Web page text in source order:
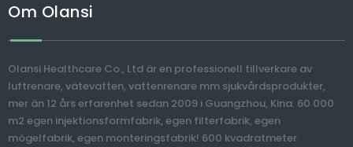
Om Olansi
Olansi Healthcare Co., Ltd är en professionell tillverkare av
luftrenare, vätevatten, vattenrenare mm sjukvårdsprodukter,
mer än 12 års erfarenhet sedan 2009 i Guangzhou, Kina. 60 000
m2 egen injektionsformfabrik, egen filterfabrik, egen
mögelfabrik, egen monteringsfabrik! 600 kvadratmeter